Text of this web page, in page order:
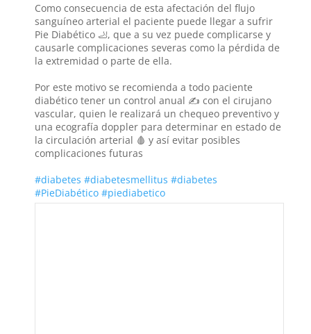
Como consecuencia de esta afectación del flujo
sanguíneo arterial el paciente puede llegar a sufrir
Pie Diabético 🦶, que a su vez puede complicarse y
causarle complicaciones severas como la pérdida de
la extremidad o parte de ella.
Por este motivo se recomienda a todo paciente
diabético tener un control anual ✍️ con el cirujano
vascular, quien le realizará un chequeo preventivo y
una ecografía doppler para determinar en estado de
la circulación arterial 🩸 y así evitar posibles
complicaciones futuras
#diabetes #diabetesmellitus #diabetes
#PieDiabético #piediabetico